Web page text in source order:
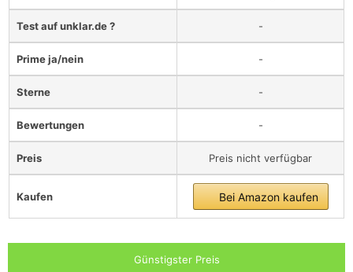
Test auf unklar.de ? -
Prime ja/nein -
Sterne -
Bewertungen -
Preis Preis nicht verfügbar
Kaufen Bei Amazon kaufen
Günstigster Preis